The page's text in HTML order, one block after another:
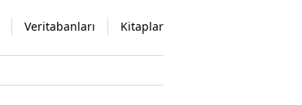
Veritabanları Kitaplar